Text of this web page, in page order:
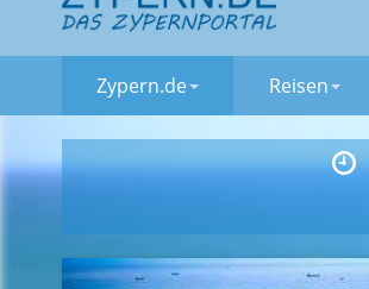
Zypern.de Reisen